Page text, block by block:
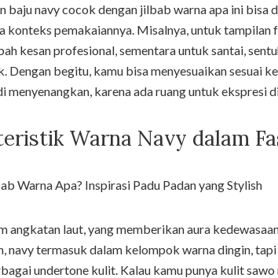
baju navy cocok dengan jilbab warna apa ini bisa
konteks pemakaiannya. Misalnya, untuk tampilan
kesan profesional, sementara untuk santai,
begitu, kamu bisa menyesuaikan sesuai
menyenangkan, karena ada ruang untuk ekspresi
Warna Navy dalam
angkatan laut, yang memberikan aura
navy termasuk dalam kelompok warna dingin,
undertone kulit. Kalau kamu punya kulit sawo